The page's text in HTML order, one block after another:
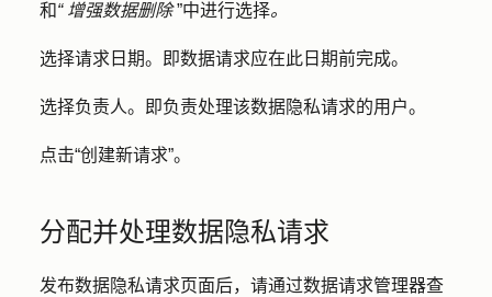
和“ 增强数据删除”中进行选择。
选择请求日期。即数据请求应在此日期前完成。
选择负责人。即负责处理该数据隐私请求的用户。
点击“创建新请求”。
分配并处理数据隐私请求
发布数据隐私请求页面后，请通过数据请求管理器查